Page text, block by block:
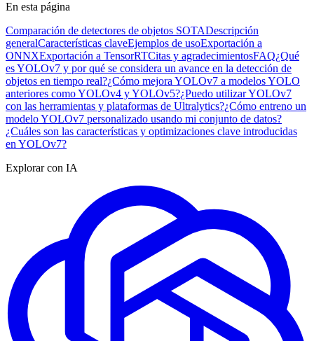
En esta página
Comparación de detectores de objetos SOTADescripción
generalCaracterísticas claveEjemplos de usoExportación a
ONNXExportación a TensorRTCitas y agradecimientosFAQ¿Qué
es YOLOv7 y por qué se considera un avance en la detección de
objetos en tiempo real?¿Cómo mejora YOLOv7 a modelos YOLO
anteriores como YOLOv4 y YOLOv5?¿Puedo utilizar YOLOv7
con las herramientas y plataformas de Ultralytics?¿Cómo entreno un
modelo YOLOv7 personalizado usando mi conjunto de datos?
¿Cuáles son las características y optimizaciones clave introducidas
en YOLOv7?
Explorar con IA